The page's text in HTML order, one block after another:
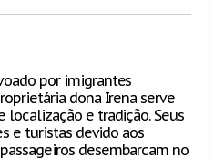
por imigrantes
dona Irena serve
e tradição. Seus
e turistas devido aos
desembarcam no